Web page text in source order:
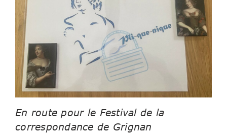
En route pour le Festival de la
correspondance de Grignan